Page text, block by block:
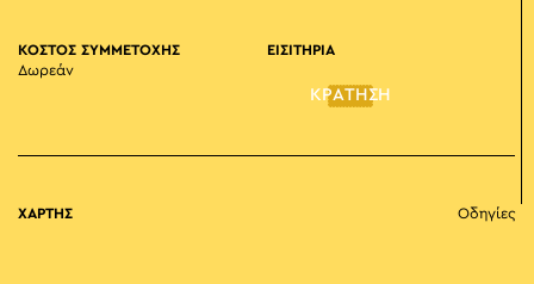
ΚΟΣΤΟΣ ΣΥΜΜΕΤΟΧΗΣ
Δωρεάν
ΕΙΣΙΤΗΡΙΑ
ΚΡΑΤΗΣΗ
ΧΑΡΤΗΣ Οδηγίες